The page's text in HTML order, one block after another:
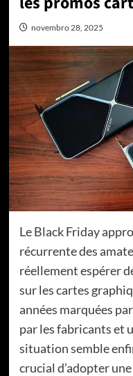
novembro 28, 2025
Le Black Friday
récurrente des
réellement espérer
sur les cartes
années marquées
par les fabricants et
situation semble
crucial d’adopter